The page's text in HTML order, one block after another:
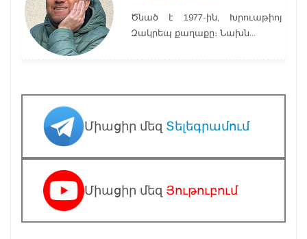
Ծնած է 1977-ին, Խրուաթիոյ
Զակրեպ քաղաքը։ Նախն...
Միացիր մեզ Տելեգրամում
Միացիր մեզ Յութուբում